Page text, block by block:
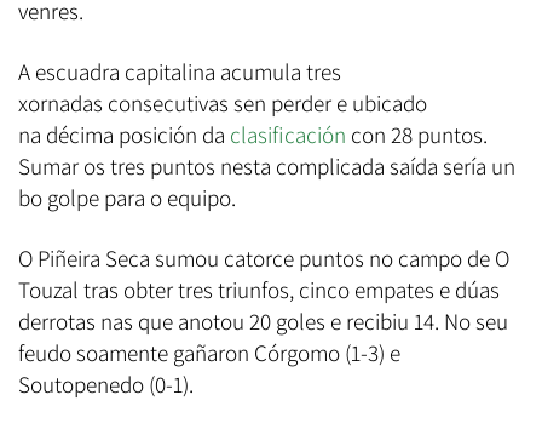
venres.
A escuadra capitalina acumula tres
xornadas consecutivas sen perder e ubicado
na décima posición da clasificación con 28 puntos.
Sumar os tres puntos nesta complicada saída sería un
bo golpe para o equipo.
O Piñeira Seca sumou catorce puntos no campo de O
Touzal tras obter tres triunfos, cinco empates e dúas
derrotas nas que anotou 20 goles e recibiu 14. No seu
feudo soamente gañaron Córgomo (1-3) e
Soutopenedo (0-1).